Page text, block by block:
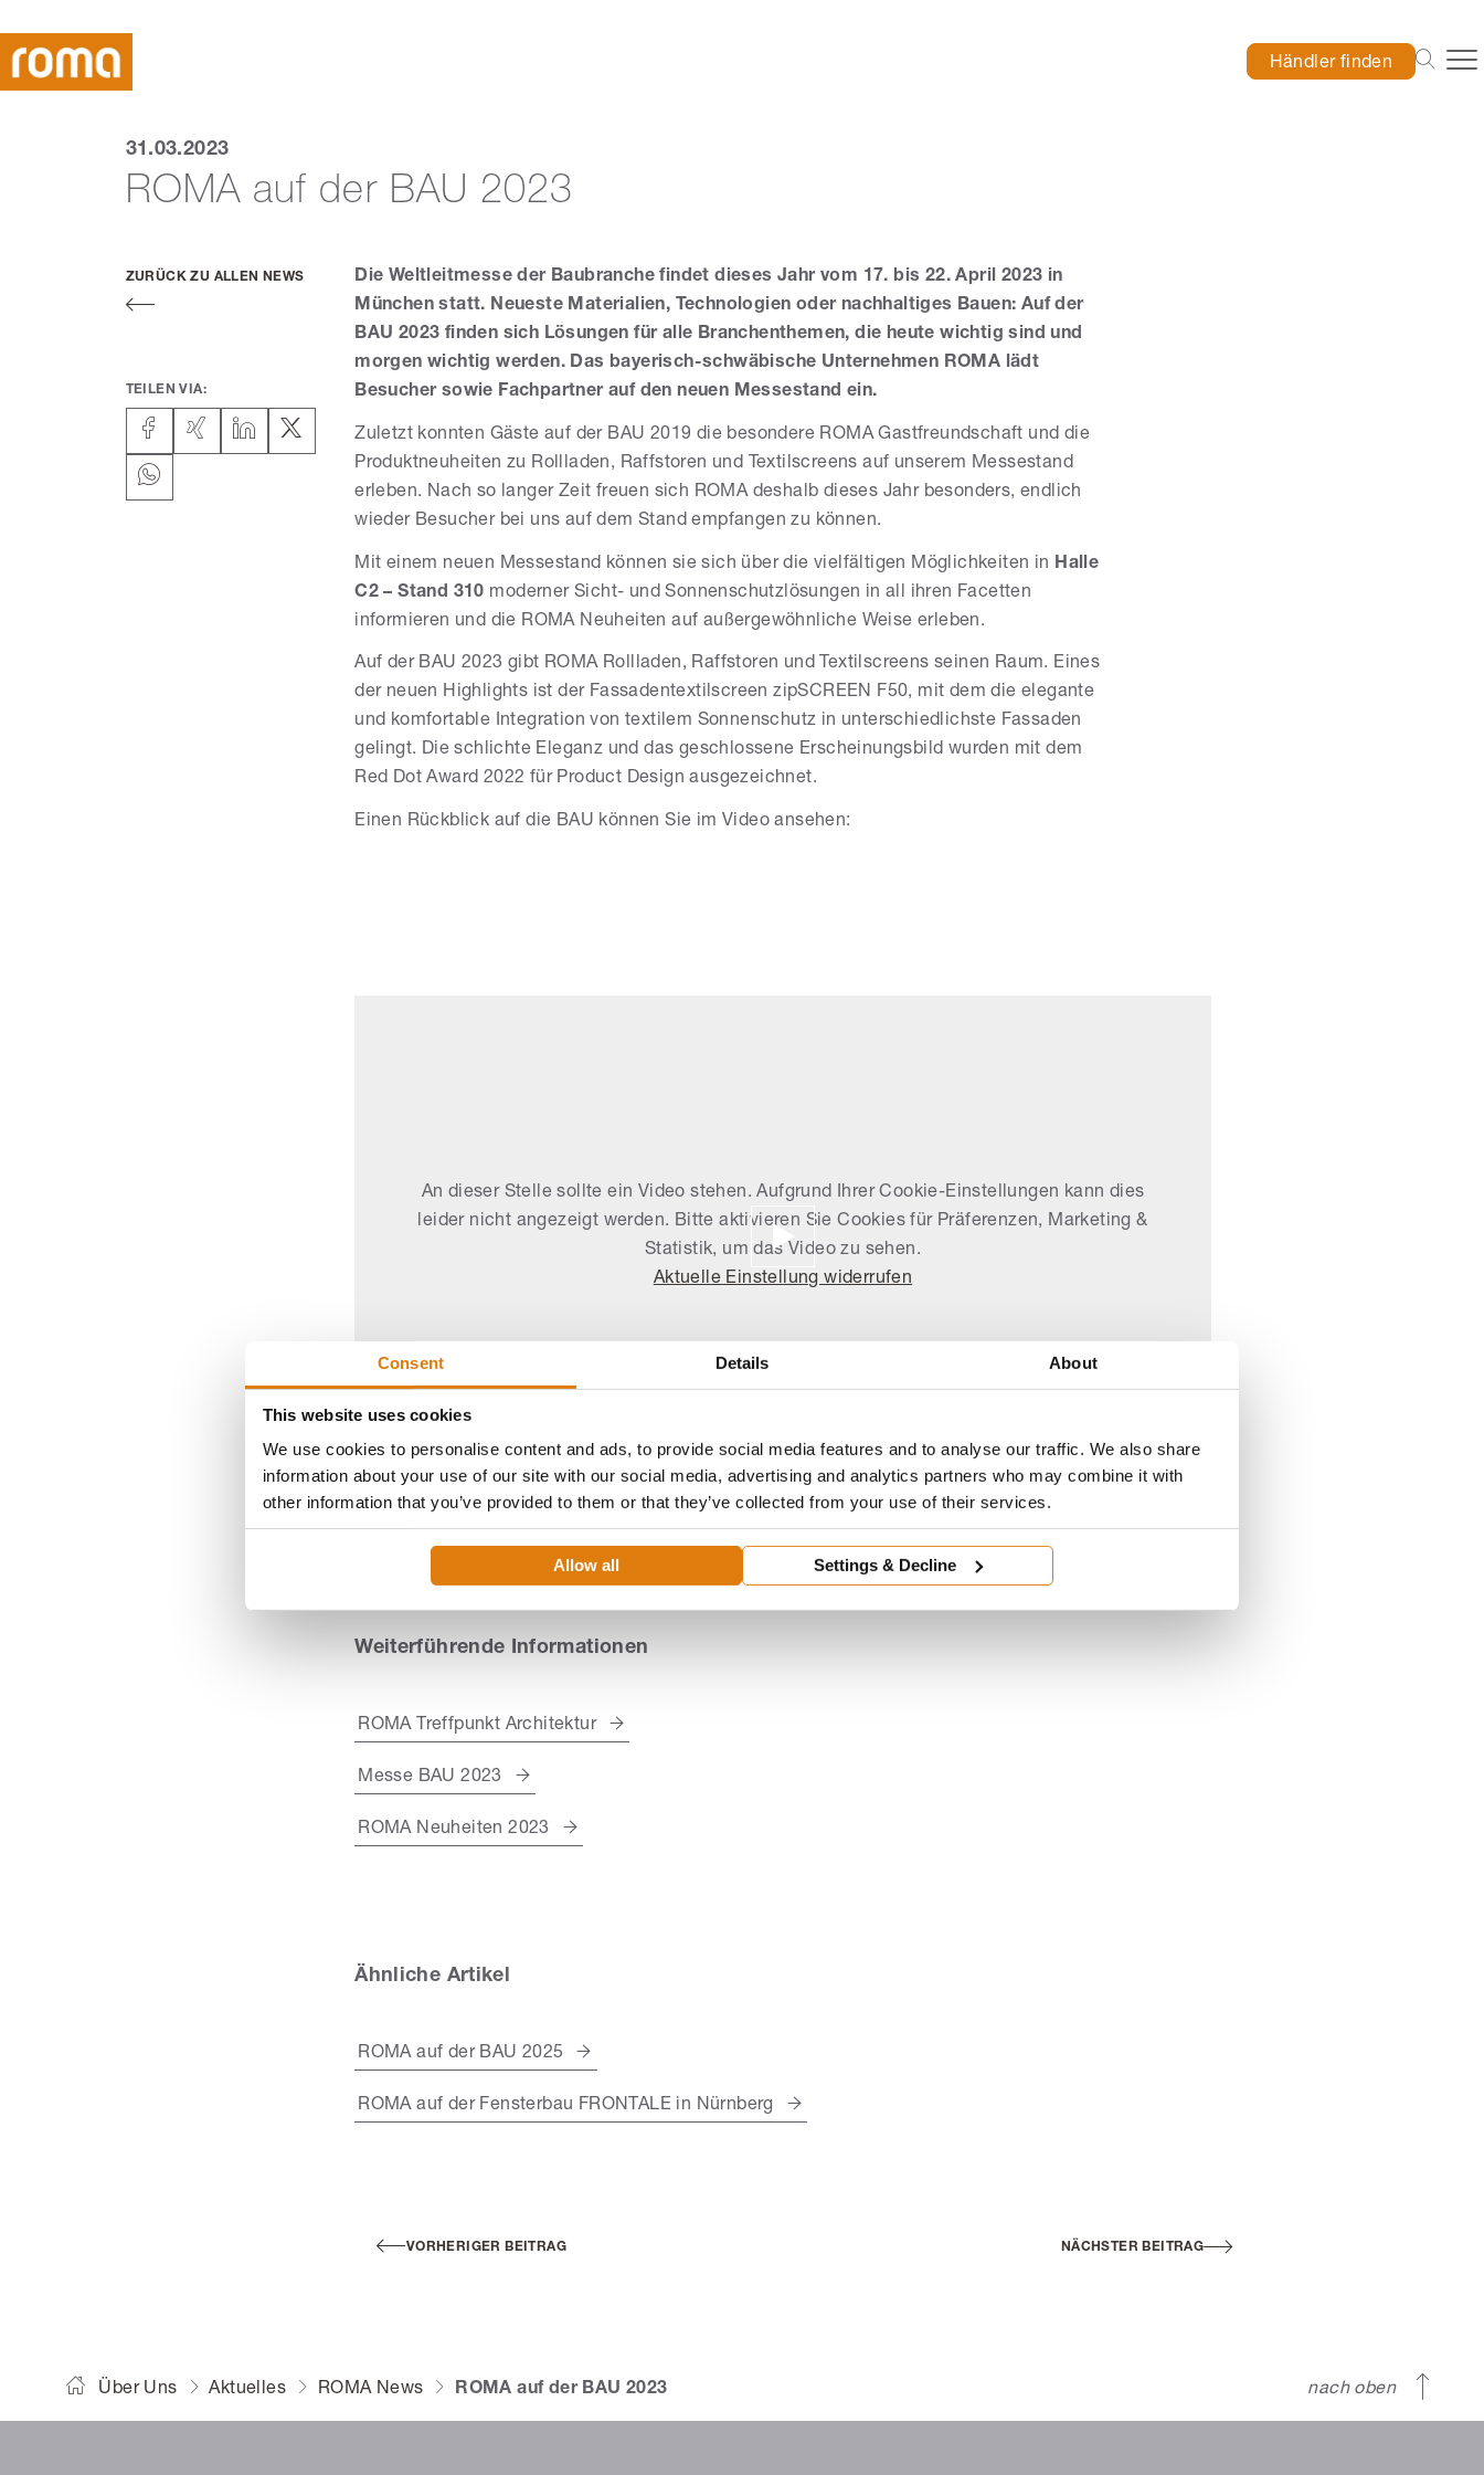
Consent Details About
This website uses cookies
We use cookies to personalise content and ads, to provide social media features and to analyse our traffic. We also share
information about your use of our site with our social media, advertising and analytics partners who may combine it with
other information that you’ve provided to them or that they’ve collected from your use of their services.
Settings & Decline
Allow all
Händler finden
31.03.2023
ROMA auf der BAU 2023
ZURÜCK ZU ALLEN NEWS
TEILEN VIA:
Die Weltleitmesse der Baubranche findet dieses Jahr vom 17. bis 22. April 2023 in
München statt. Neueste Materialien, Technologien oder nachhaltiges Bauen: Auf der
BAU 2023 finden sich Lösungen für alle Branchenthemen, die heute wichtig sind und
morgen wichtig werden. Das bayerisch-schwäbische Unternehmen ROMA lädt
Besucher sowie Fachpartner auf den neuen Messestand ein.
Zuletzt konnten Gäste auf der BAU 2019 die besondere ROMA Gastfreundschaft und die
Produktneuheiten zu Rollladen, Raffstoren und Textilscreens auf unserem Messestand
erleben. Nach so langer Zeit freuen sich ROMA deshalb dieses Jahr besonders, endlich
wieder Besucher bei uns auf dem Stand empfangen zu können.
Mit einem neuen Messestand können sie sich über die vielfältigen Möglichkeiten in Halle
C2 – Stand 310 moderner Sicht- und Sonnenschutzlösungen in all ihren Facetten
informieren und die ROMA Neuheiten auf außergewöhnliche Weise erleben.
Auf der BAU 2023 gibt ROMA Rollladen, Raffstoren und Textilscreens seinen Raum. Eines
der neuen Highlights ist der Fassadentextilscreen zipSCREEN F50, mit dem die elegante
und komfortable Integration von textilem Sonnenschutz in unterschiedlichste Fassaden
gelingt. Die schlichte Eleganz und das geschlossene Erscheinungsbild wurden mit dem
Red Dot Award 2022 für Product Design ausgezeichnet.
Einen Rückblick auf die BAU können Sie im Video ansehen:
An dieser Stelle sollte ein Video stehen. Aufgrund Ihrer Cookie-Einstellungen kann dies
leider nicht angezeigt werden. Bitte aktivieren Sie Cookies für Präferenzen, Marketing &
Statistik, um das Video zu sehen.
Aktuelle Einstellung widerrufen
Weiterführende Informationen
ROMA Treffpunkt Architektur
Messe BAU 2023
ROMA Neuheiten 2023
Ähnliche Artikel
ROMA auf der BAU 2025
ROMA auf der Fensterbau FRONTALE in Nürnberg
VORHERIGER BEITRAG NÄCHSTER BEITRAG
Über Uns Aktuelles ROMA News ROMA auf der BAU 2023 nach oben